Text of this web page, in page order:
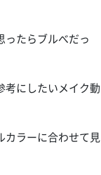
ったらブルべだっ
考にしたいメイク動
カラーに合わせて見